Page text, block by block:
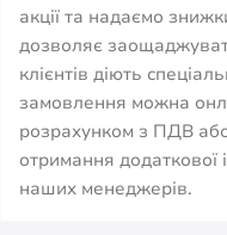
акції та надаємо
дозволяє
клієнтів діють
замовлення можна
розрахунком з ПДВ
отримання додаткової
наших менеджерів.